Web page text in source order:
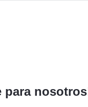
una
para